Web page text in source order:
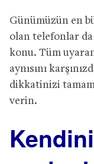
Günümüzün en
olan telefonlar
konu. Tüm
aynısını
dikkatinizi
verin.